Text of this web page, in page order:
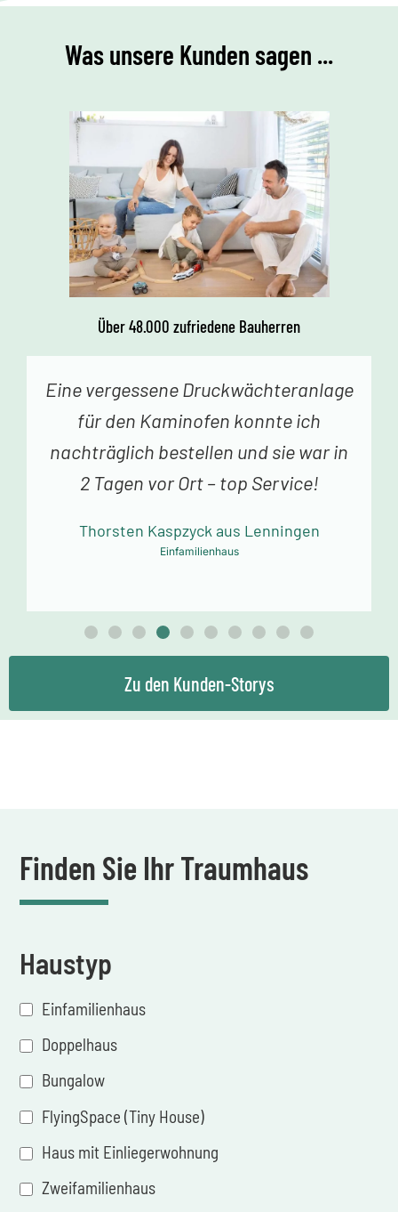
Was unsere Kunden sagen ...
Über 48.000 zufriedene Bauherren
Kurz: Eigentlich nur gute
Erfahrungen! Viel Erfolg in der
Zukunft! Gruß Stiefele
Familie Stiefele aus Metzingen
Zu den Kunden-Storys
Finden Sie Ihr Traumhaus
Haustyp
Einfamilienhaus
Doppelhaus
Bungalow
FlyingSpace (Tiny House)
Haus mit Einliegerwohnung
Zweifamilienhaus